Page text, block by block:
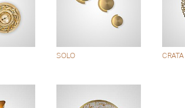
SOLO CRATA